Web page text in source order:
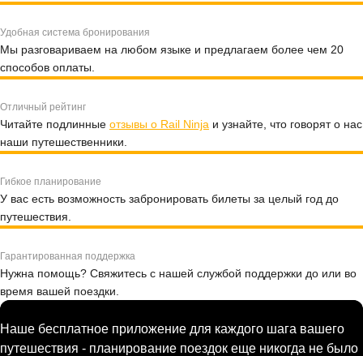
Удобная система бронирования
Мы разговариваем на любом языке и предлагаем более чем 20
способов оплаты.
Отличный рейтинг
Читайте подлинные отзывы о Rail Ninja и узнайте, что говорят о нас
наши путешественники.
Гибкое планирование
У вас есть возможность забронировать билеты за целый год до
путешествия.
Гарантированная поддержка
Нужна помощь? Свяжитесь с нашей службой поддержки до или во
время вашей поездки.
Наше бесплатное приложение для каждого шага вашего
путешествия - планирование поездок еще никогда не было